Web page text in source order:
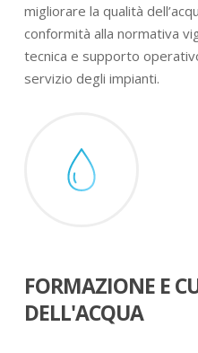
migliorare la qualità
conformità alla normativa
tecnica e supporto
servizio degli impianti.
FORMAZIONE E
DELL'ACQUA